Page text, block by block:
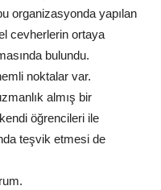
organizasyonda yapılan
cevherlerin ortaya
bulundu.
noktalar var.
almış bir
öğrencileri ile
teşvik etmesi de